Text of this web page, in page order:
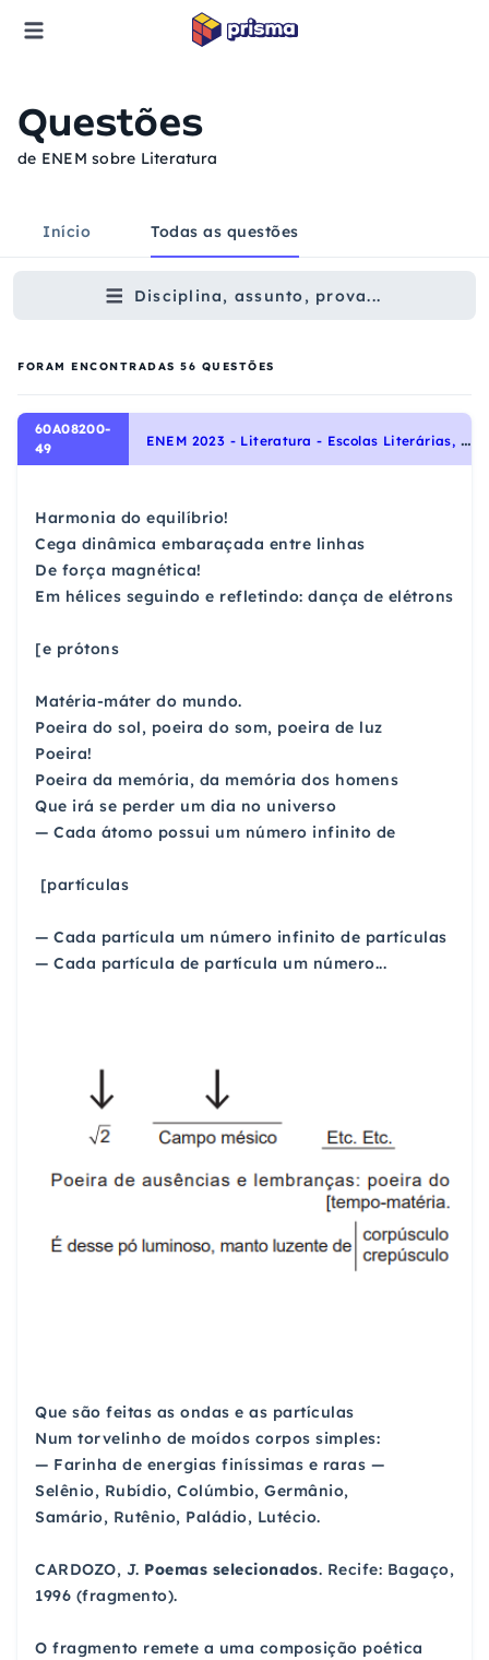
Questões
de ENEM sobre Literatura
Início Todas as questões
Disciplina, assunto, prova...
FORAM ENCONTRADAS 56 QUESTÕES
60A08200-
49
E
NEM 2023 - Literatura - Escolas Literárias, Modernismo
Harmonia do equilíbrio!
Cega dinâmica embaraçada entre linhas
De força magnética!
Em hélices seguindo e refletindo: dança de elétrons
[e prótons
Matéria-máter do mundo.
Poeira do sol, poeira do som, poeira de luz
Poeira!
Poeira da memória, da memória dos homens
Que irá se perder um dia no universo
— Cada átomo possui um número infinito de
[partículas
— Cada partícula um número infinito de partículas
— Cada partícula de partícula um número...
Que são feitas as ondas e as partículas
Num torvelinho de moídos corpos simples:
— Farinha de energias finíssimas e raras —
Selênio, Rubídio, Colúmbio, Germânio,
Samário, Rutênio, Paládio, Lutécio.
CARDOZO, J. Poemas selecionados. Recife: Bagaço,
1996 (fragmento).
O fragmento remete a uma composição poética